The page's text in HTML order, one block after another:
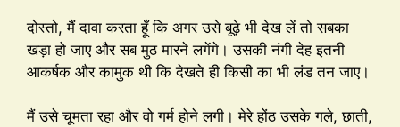
दोस्तो, मैं दावा करता हूँ कि अगर उसे बूढ़े भी देख लें तो सबका
खड़ा हो जाए और सब मुठ मारने लगेंगे। उसकी नंगी देह इतनी
आकर्षक और कामुक थी कि देखते ही किसी का भी लंड तन जाए।
मैं उसे चूमता रहा और वो गर्म होने लगी। मेरे होंठ उसके गले, छाती,